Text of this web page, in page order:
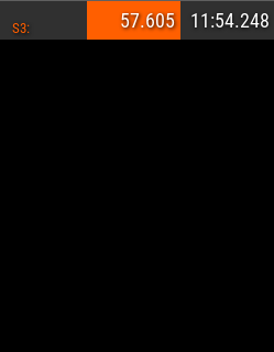
S3: 57.605 11:54.248